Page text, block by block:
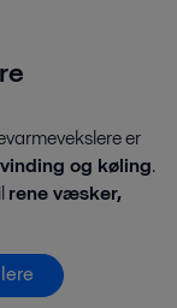
er
og køling.
rene væsker,